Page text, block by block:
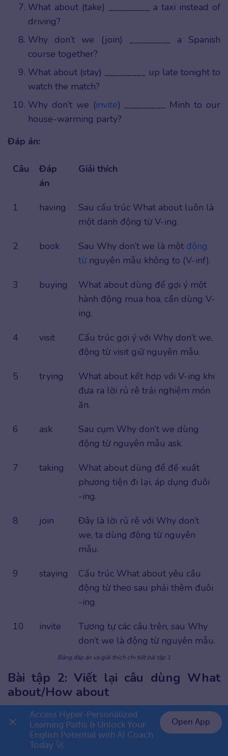
What about (take) _________ a taxi instead of
driving?
Why don’t we (join) _________ a Spanish
course together?
What about (stay) _________ up late tonight to
watch the match?
Why don’t we (invite) _________ Minh to our
house-warming party?
Đáp án:
Câu
Đáp
án
Giải thích
1 having
Sau cấu trúc What about luôn là
một danh động từ V-ing.
2
book Sau Why don’t we là một động
từnguyên mẫu không to (V-inf).
3
buying
What about dùng để gợi ý một
hành động mua hoa, cần dùng V-
ing.
4
visit
Cấu trúc gợi ý với Why don’t we,
động từ visit giữ nguyên mẫu.
5
trying
What about kết hợp với V-ing khi
đưa ra lời rủ rê trải nghiệm món
ăn.
6
ask
Sau cụm Why don’t we dùng
động từ nguyên mẫu ask.
7
taking
What about dùng để đề xuất
phương tiện đi lại, áp dụng đuôi
-ing.
8
join
Đây là lời rủ rê với Why don’t
we, ta dùng động từ nguyên
mẫu.
9
staying
Cấu trúc What about yêu cầu
động từ theo sau phải thêm đuôi
-ing.
10
invite
Tương tự các câu trên, sau Why
don’t we là động từ nguyên mẫu.
Bảng đáp án và giải thích chi tiết bài tập 1
Bài tập 2: Viết lại câu dùng What
about/How about
Đề bài: Hãy chuyển các câu từ cấu trúc Let’s hoặc
Shall we sang cấu trúc What about hoặc How
about.
👉 Premium 1 năm chỉ 999K
Access Hyper-Personalized
Learning Paths & Unlock Your
English Potential with AI Coach
Today 🚀
Open App